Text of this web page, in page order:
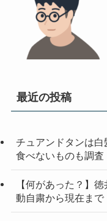
最近の投稿
チュアンドタンは
食べないものも調査
【何があった？】
動自粛から現在まで